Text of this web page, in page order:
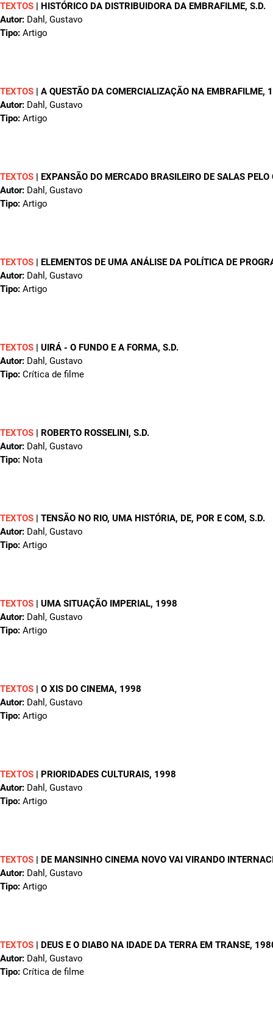
TEXTOS | HISTÓRICO DA DISTRIBUIDORA DA EMBRAFILME, S.D.
Autor: Dahl, Gustavo
Tipo: Artigo
TEXTOS | A QUESTÃO DA COMERCIALIZAÇÃO NA EMBRAFILME,
Autor: Dahl, Gustavo
Tipo: Artigo
TEXTOS | EXPANSÃO DO MERCADO BRASILEIRO DE SALAS
Autor: Dahl, Gustavo
Tipo: Artigo
TEXTOS | ELEMENTOS DE UMA ANÁLISE DA POLÍTICA DE
Autor: Dahl, Gustavo
Tipo: Artigo
TEXTOS | UIRÁ - O FUNDO E A FORMA, S.D.
Autor: Dahl, Gustavo
Tipo: Crítica de filme
TEXTOS | ROBERTO ROSSELINI, S.D.
Autor: Dahl, Gustavo
Tipo: Nota
TEXTOS | TENSÃO NO RIO, UMA HISTÓRIA, DE, POR E COM, S.D.
Autor: Dahl, Gustavo
Tipo: Artigo
TEXTOS | UMA SITUAÇÃO IMPERIAL, 1998
Autor: Dahl, Gustavo
Tipo: Artigo
TEXTOS | O XIS DO CINEMA, 1998
Autor: Dahl, Gustavo
Tipo: Artigo
TEXTOS | PRIORIDADES CULTURAIS, 1998
Autor: Dahl, Gustavo
Tipo: Artigo
TEXTOS | DE MANSINHO CINEMA NOVO VAI VIRANDO
Autor: Dahl, Gustavo
Tipo: Artigo
TEXTOS | DEUS E O DIABO NA IDADE DA TERRA EM TRANSE,
Autor: Dahl, Gustavo
Tipo: Crítica de filme